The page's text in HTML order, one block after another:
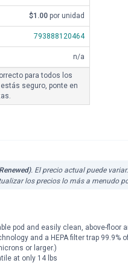
$1.00 por unidad
793888120464
n/a
para todos los
seguro, ponte en
. El precio actual puede
los precios lo más a menudo
pod and easily clean, above-floor
and a HEPA filter trap
or larger.)
at only 14 lbs